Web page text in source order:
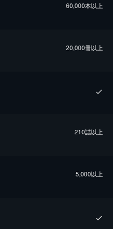
60,000本以上
20,000冊以上
210誌以上
5,000以上